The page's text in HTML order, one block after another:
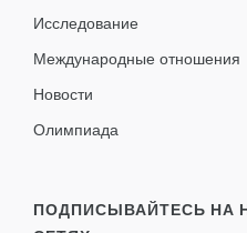
Исследование
Международные отношения
Новости
Олимпиада
ПОДПИСЫВАЙТЕСЬ НА